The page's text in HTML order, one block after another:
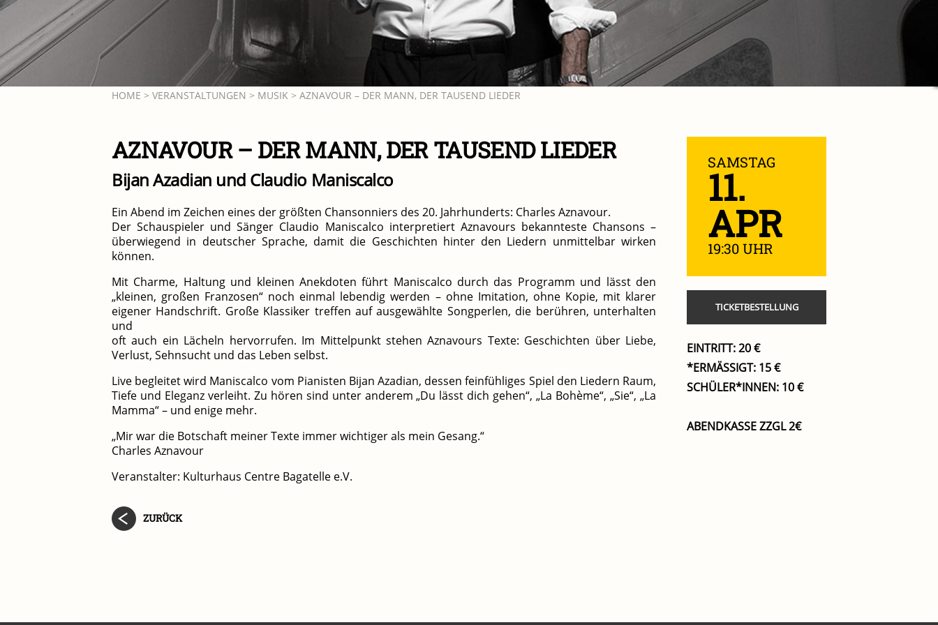
HOME > VERANSTALTUNGEN > MUSIK > AZNAVOUR – DER MANN, DER TAUSEND LIEDER
AZNAVOUR – DER MANN, DER TAUSEND LIEDER
Bijan Azadian und Claudio Maniscalco
Ein Abend im Zeichen eines der größten Chansonniers des 20. Jahrhunderts: Charles Aznavour.
Der Schauspieler und Sänger Claudio Maniscalco interpretiert Aznavours bekannteste Chansons –
überwiegend in deutscher Sprache, damit die Geschichten hinter den Liedern unmittelbar wirken
können.
Mit Charme, Haltung und kleinen Anekdoten führt Maniscalco durch das Programm und lässt den
„kleinen, großen Franzosen“ noch einmal lebendig werden – ohne Imitation, ohne Kopie, mit klarer
eigener Handschrift. Große Klassiker treffen auf ausgewählte Songperlen, die berühren, unterhalten
und
oft auch ein Lächeln hervorrufen. Im Mittelpunkt stehen Aznavours Texte: Geschichten über Liebe,
Verlust, Sehnsucht und das Leben selbst.
Live begleitet wird Maniscalco vom Pianisten Bijan Azadian, dessen feinfühliges Spiel den Liedern Raum,
Tiefe und Eleganz verleiht. Zu hören sind unter anderem „Du lässt dich gehen“, „La Bohème“, „Sie“, „La
Mamma“ – und enige mehr.
„Mir war die Botschaft meiner Texte immer wichtiger als mein Gesang.“
Charles Aznavour
Veranstalter: Kulturhaus Centre Bagatelle e.V.
ZURÜCK
SAMSTAG
11.
APR
19:30 UHR
TICKETBESTELLUNG
EINTRITT: 20 €
*ERMÄSSIGT: 15 €
SCHÜLER*INNEN: 10 €
ABENDKASSE ZZGL 2€